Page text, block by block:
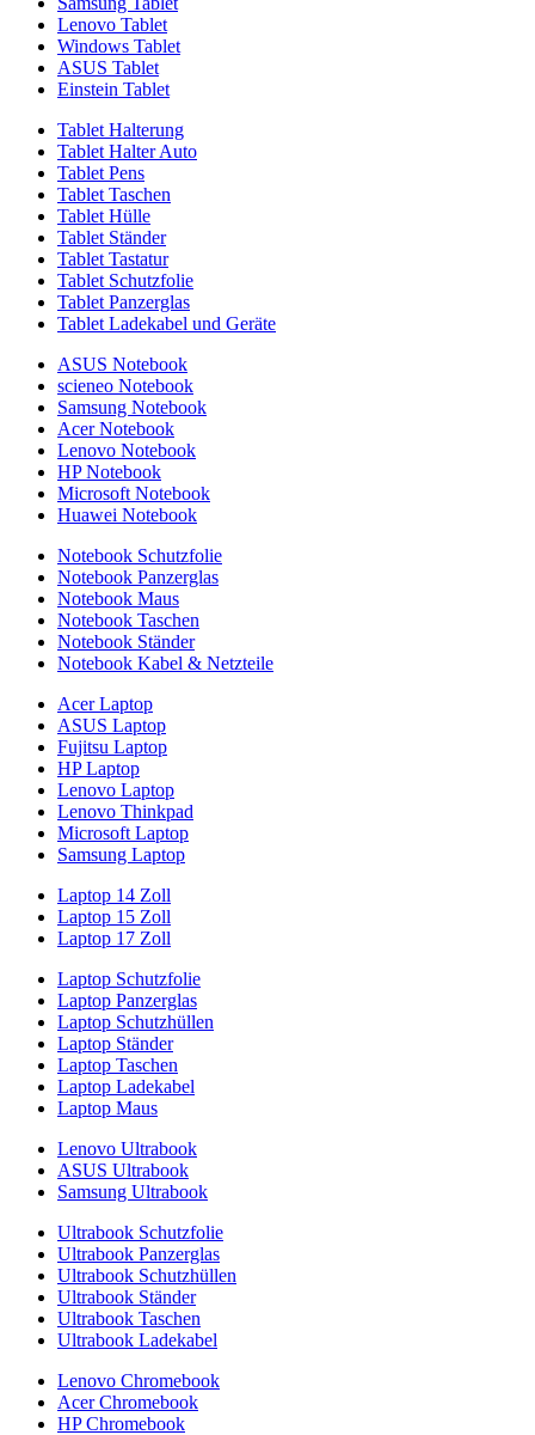
Lenovo Tablet
Windows Tablet
ASUS Tablet
Einstein Tablet
Tablet Halterung
Tablet Halter Auto
Tablet Pens
Tablet Taschen
Tablet Hülle
Tablet Ständer
Tablet Tastatur
Tablet Schutzfolie
Tablet Panzerglas
Tablet Ladekabel und Geräte
ASUS Notebook
scieneo Notebook
Samsung Notebook
Acer Notebook
Lenovo Notebook
HP Notebook
Microsoft Notebook
Huawei Notebook
Notebook Schutzfolie
Notebook Panzerglas
Notebook Maus
Notebook Taschen
Notebook Ständer
Notebook Kabel & Netzteile
Acer Laptop
ASUS Laptop
Fujitsu Laptop
HP Laptop
Lenovo Laptop
Lenovo Thinkpad
Microsoft Laptop
Samsung Laptop
Laptop 14 Zoll
Laptop 15 Zoll
Laptop 17 Zoll
Laptop Schutzfolie
Laptop Panzerglas
Laptop Schutzhüllen
Laptop Ständer
Laptop Taschen
Laptop Ladekabel
Laptop Maus
Lenovo Ultrabook
ASUS Ultrabook
Samsung Ultrabook
Ultrabook Schutzfolie
Ultrabook Panzerglas
Ultrabook Schutzhüllen
Ultrabook Ständer
Ultrabook Taschen
Ultrabook Ladekabel
Lenovo Chromebook
Acer Chromebook
HP Chromebook